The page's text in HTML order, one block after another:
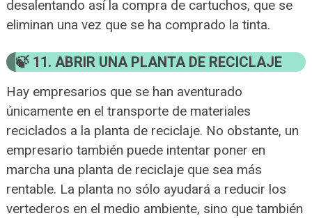
desalentando así la compra de cartuchos, que se
eliminan una vez que se ha comprado la tinta.
11. ABRIR UNA PLANTA DE RECICLAJE
Hay empresarios que se han aventurado
únicamente en el transporte de materiales
reciclados a la planta de reciclaje. No obstante, un
empresario también puede intentar poner en
marcha una planta de reciclaje que sea más
rentable. La planta no sólo ayudará a reducir los
vertederos en el medio ambiente, sino que también